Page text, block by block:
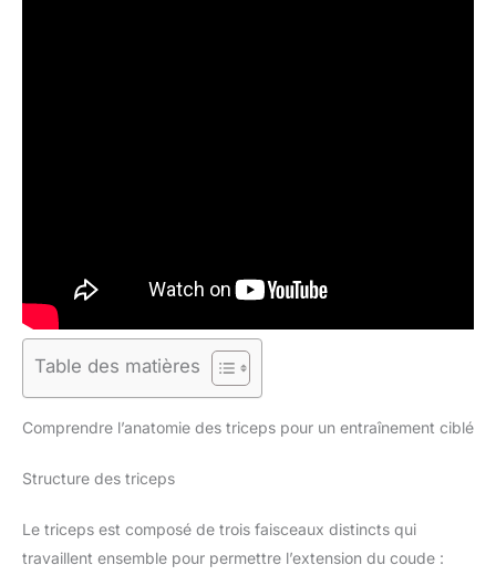
Table des matières
Comprendre l’anatomie des triceps pour un entraînement ciblé
Structure des triceps
Le triceps est composé de trois faisceaux distincts qui
travaillent ensemble pour permettre l’extension du coude :